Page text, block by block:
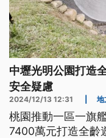
中壢光明公園打造
安全疑慮
2024/12/13 12:31 地
桃園推動一區一旗
7400萬元打造全齡